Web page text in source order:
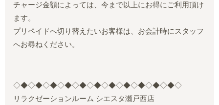
チャージ金額によっては、今まで以上にお得にご利用頂け
ます。
プリペイドへ切り替えたいお客様は、お会計時にスタッフ
へお尋ねください。
◇◆◇◆◇◆◇◆◇◆◇◆◇◆◇◆◇◆◇◆◇◆◇
リラクゼーションルーム シエスタ瀬戸西店